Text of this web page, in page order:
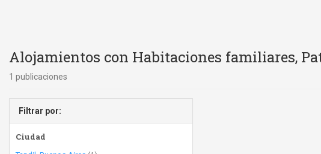
Alojamientos con Habitaciones familiares,
1 publicaciones
Filtrar por:
Ciudad